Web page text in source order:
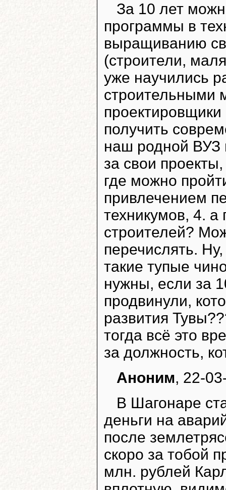
За 10 лет
программы в
выращиванию
(строители,
уже научились
строительными
получить
наш родной ВУЗ
за свои
где можно
привлечением
техникумов, 4. а
строителей?
перечислять.
такие тупые
нужны, если за
продвинули,
развития
тогда всё это
за должность,
Аноним, 22-
В Шагонаре
деньги на
после
скоро за тобой
млн. рублей